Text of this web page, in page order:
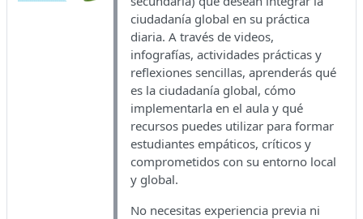
ciudadanía global en su práctica
diaria. A través de videos,
infografías, actividades prácticas y
reflexiones sencillas, aprenderás qué
es la ciudadanía global, cómo
implementarla en el aula y qué
recursos puedes utilizar para formar
estudiantes empáticos, críticos y
comprometidos con su entorno local
y global.
No necesitas experiencia previa ni